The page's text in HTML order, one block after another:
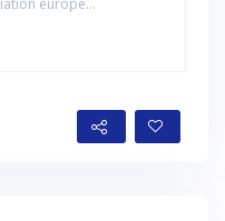
europe...